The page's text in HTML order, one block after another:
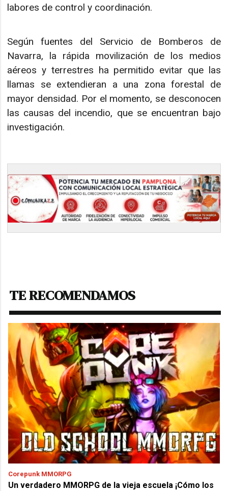
labores de control y coordinación.
Según fuentes del Servicio de Bomberos de
Navarra, la rápida movilización de los medios
aéreos y terrestres ha permitido evitar que las
llamas se extendieran a una zona forestal de
mayor densidad. Por el momento, se desconocen
las causas del incendio, que se encuentran bajo
investigación.
TE RECOMENDAMOS
Corepunk MMORPG
Un verdadero MMORPG de la vieja escuela ¡Cómo los